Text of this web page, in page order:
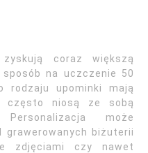
zyskują coraz większą
na uczczenie 50
rodzaju upominki mają
często niosą ze sobą
Personalizacja może
biżuterii
zdjęciami czy nawet